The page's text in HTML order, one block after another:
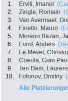
1. Erviti, Imanol
2.
Zingle, Romain
3.
Van Avermaet,
4.
Finetto, Mauro
5.
Moreno Bazan,
6.
Lund, Anders
7.
Le Mevel,
8.
Cheula, Gian
9.
Ten Dam,
10.
Fofonov, Dmitriy
Alle